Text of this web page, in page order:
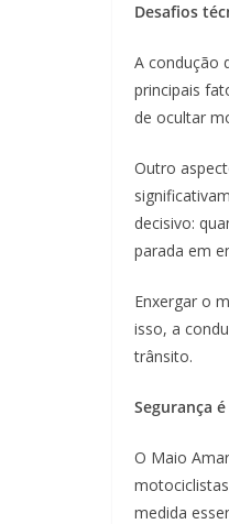
Desafios
A condução
principais
de ocultar
Outro
decisivo:
parada em
Enxergar o
isso, a
trânsito.
Segurança
O Maio
medida